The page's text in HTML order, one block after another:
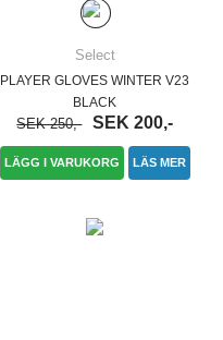
Select
PLAYER GLOVES WINTER V23
BLACK
SEK 250,- SEK 200,-
LÄGG I VARUKORG LÄS MER